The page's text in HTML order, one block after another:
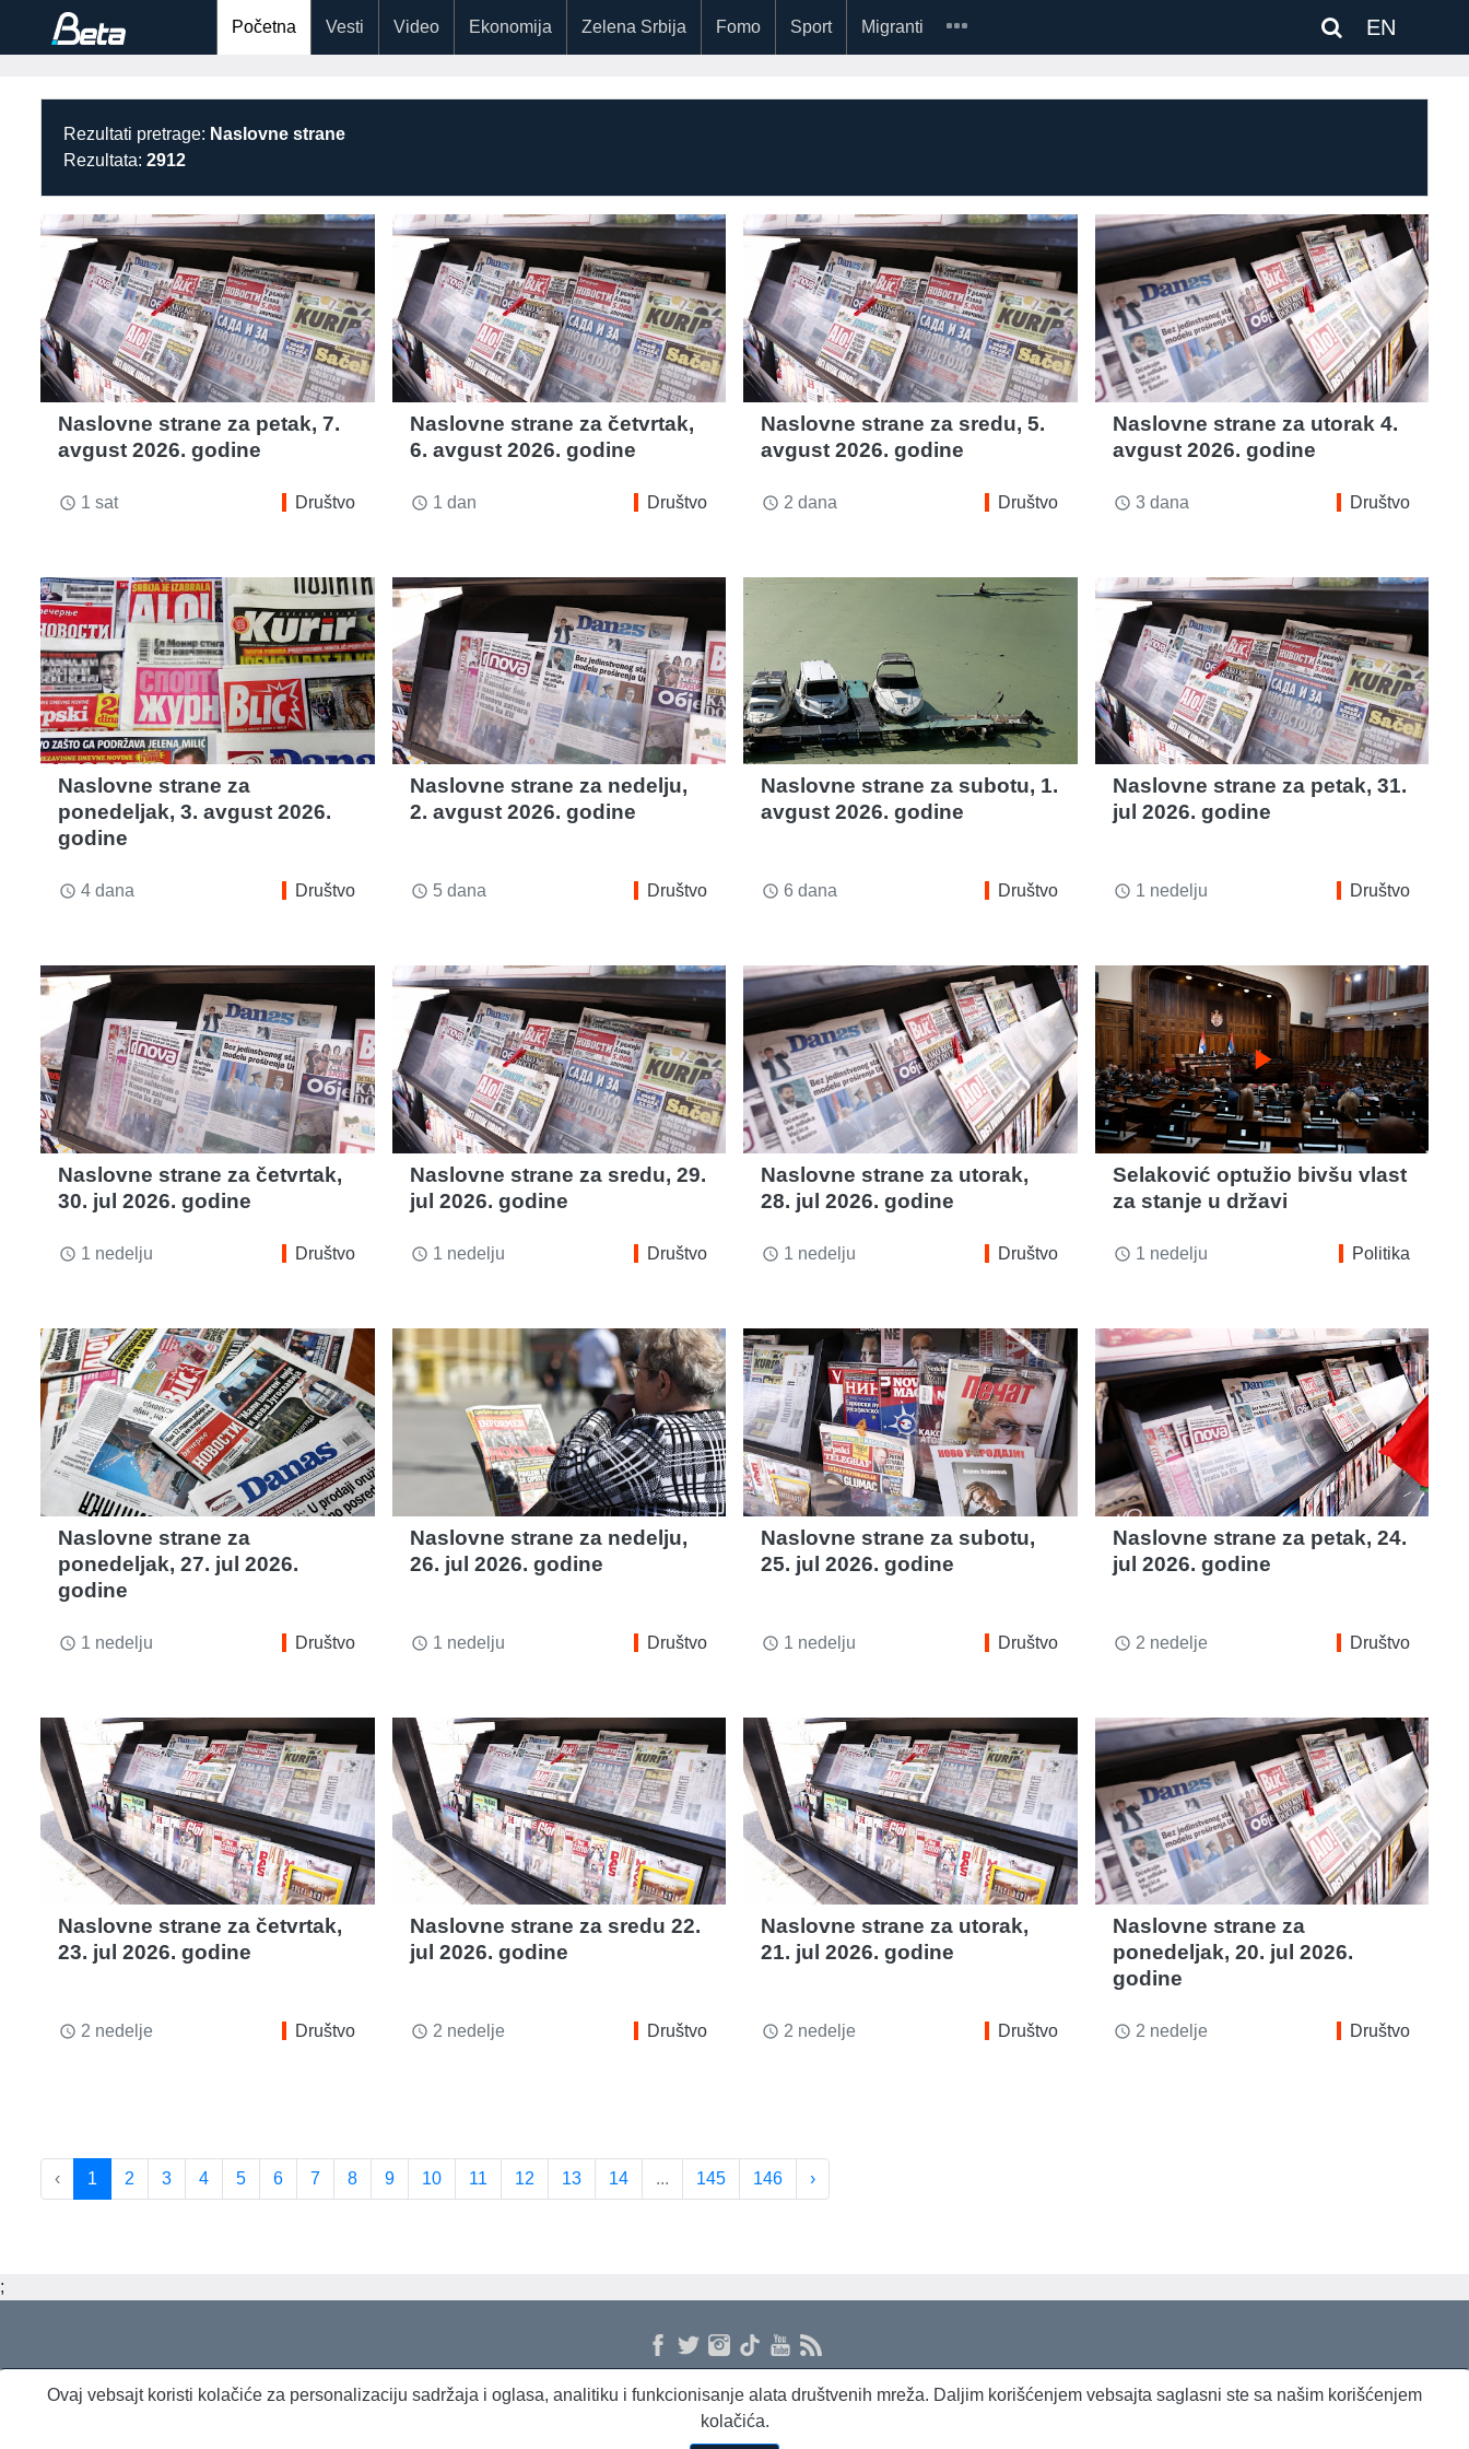
EN
Početna Vesti Video Ekonomija Zelena Srbija Fomo Sport Migranti
Rezultati pretrage: Naslovne strane
Rezultata: 2912
Naslovne strane za petak, 7.
avgust 2026. godine
access_time 1 sat Društvo
Naslovne strane za četvrtak,
6. avgust 2026. godine
access_time 1 dan Društvo
Naslovne strane za sredu, 5.
avgust 2026. godine
access_time 2 dana Društvo
Naslovne strane za utorak 4.
avgust 2026. godine
access_time 3 dana Društvo
Naslovne strane za
ponedeljak, 3. avgust 2026.
godine
access_time 4 dana Društvo
Naslovne strane za nedelju,
2. avgust 2026. godine
access_time 5 dana Društvo
Naslovne strane za subotu, 1.
avgust 2026. godine
access_time 6 dana Društvo
Naslovne strane za petak, 31.
jul 2026. godine
access_time 1 nedelju Društvo
Naslovne strane za četvrtak,
30. jul 2026. godine
access_time 1 nedelju Društvo
Naslovne strane za sredu, 29.
jul 2026. godine
access_time 1 nedelju Društvo
Naslovne strane za utorak,
28. jul 2026. godine
access_time 1 nedelju Društvo
play_arrow
Selaković optužio bivšu vlast
za stanje u državi
access_time 1 nedelju Politika
Naslovne strane za
ponedeljak, 27. jul 2026.
godine
access_time 1 nedelju Društvo
Naslovne strane za nedelju,
26. jul 2026. godine
access_time 1 nedelju Društvo
Naslovne strane za subotu,
25. jul 2026. godine
access_time 1 nedelju Društvo
Naslovne strane za petak, 24.
jul 2026. godine
access_time 2 nedelje Društvo
Naslovne strane za četvrtak,
23. jul 2026. godine
access_time 2 nedelje Društvo
Naslovne strane za sredu 22.
jul 2026. godine
access_time 2 nedelje Društvo
Naslovne strane za utorak,
21. jul 2026. godine
access_time 2 nedelje Društvo
Naslovne strane za
ponedeljak, 20. jul 2026.
godine
access_time 2 nedelje Društvo
‹ 1 2 3 4 5 6 7 8 9 10 11 12 13 14 ... 145 146 ›
;
Ovaj vebsajt koristi kolačiće za personalizaciju sadržaja i oglasa, analitiku i funkcionisanje alata društvenih mreža. Daljim korišćenjem vebsajta saglasni ste sa našim korišćenjem
kolačića.